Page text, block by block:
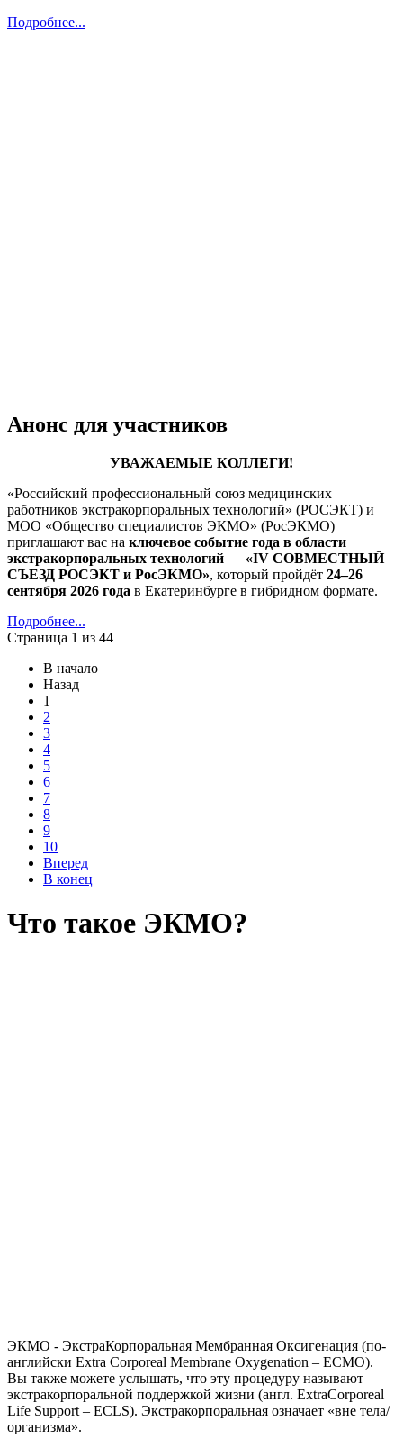
Подробнее...
Анонс для участников
УВАЖАЕМЫЕ КОЛЛЕГИ!
«Российский профессиональный союз медицинских
работников экстракорпоральных технологий» (РОСЭКТ) и
МОО «Общество специалистов ЭКМО» (РосЭКМО)
приглашают вас на ключевое событие года в области
экстракорпоральных технологий — «IV СОВМЕСТНЫЙ
СЪЕЗД РОСЭКТ и РосЭКМО», который пройдёт 24–26
сентября 2026 года в Екатеринбурге в гибридном формате.
Подробнее...
Страница 1 из 44
В начало
Назад
1
2
3
4
5
6
7
8
9
10
Вперед
В конец
Что такое ЭКМО?
ЭКМО - ЭкстраКорпоральная Мембранная Оксигенация (по-
английски Extra Corporeal Membrane Oxygenation – ECMO).
Вы также можете услышать, что эту процедуру называют
экстракорпоральной поддержкой жизни (англ. ExtraCorporeal
Life Support – ECLS). Экстракорпоральная означает «вне тела/
организма».